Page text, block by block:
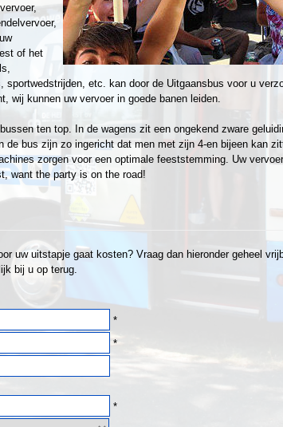
of het
etc. kan door de Uitgaansbus voor u
wij kunnen uw vervoer in goede banen leiden.
ten top. In de wagens zit een ongekend zware
bus zijn zo ingericht dat men met zijn 4-en bijeen kan
zorgen voor een optimale feeststemming. Uw
want the party is on the road!
uw uitstapje gaat kosten? Vraag dan hieronder geheel
bij u op terug.
*
*
*